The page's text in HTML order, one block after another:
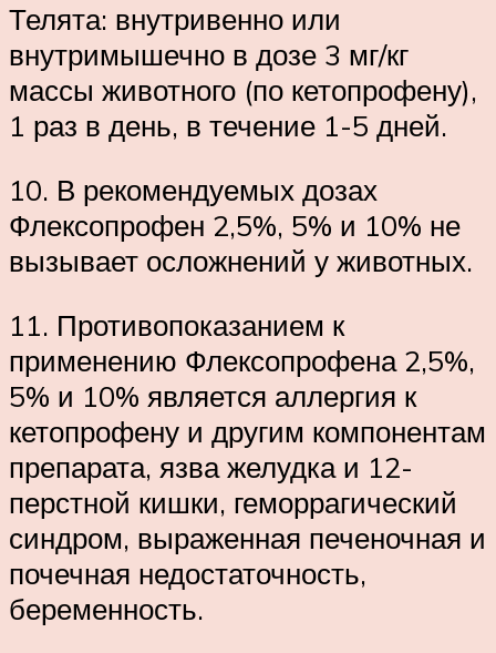
Телята: внутривенно или
внутримышечно в дозе 3 мг/кг
массы животного (по кетопрофену),
1 раз в день, в течение 1-5 дней.
10. В рекомендуемых дозах
Флексопрофен 2,5%, 5% и 10% не
вызывает осложнений у животных.
11. Противопоказанием к
применению Флексопрофена 2,5%,
5% и 10% является аллергия к
кетопрофену и другим компонентам
препарата, язва желудка и 12-
перстной кишки, геморрагический
синдром, выраженная печеночная и
почечная недостаточность,
беременность.